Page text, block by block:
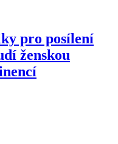
pro posílení
ženskou